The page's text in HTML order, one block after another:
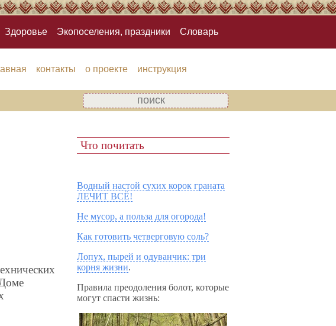
Здоровье Экопоселения, праздники Словарь
контакты о проекте инструкция
Что почитать
Водный настой сухих корок граната
ЛЕЧИТ ВСЁ!
Не мусор, а польза для огорода!
Как готовить четверговую соль?
Лопух, пырей и одуванчик: три
корня жизни.
Правила преодоления болот, которые
могут спасти жизнь: